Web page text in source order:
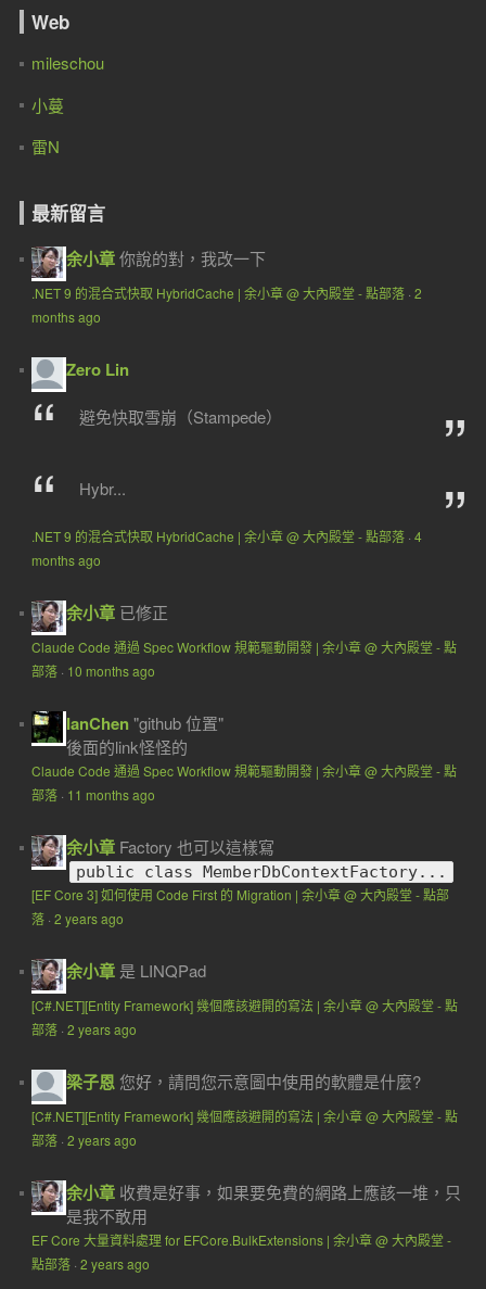
Web
mileschou
小蔓
雷N
最新留言
余小章你說的對，我改一下
.NET 9 的混合式快取 HybridCache | 余小章 @ 大內殿堂 - 點部落· 2
months ago
Zero Lin
避免快取雪崩（Stampede）
Hybr...
.NET 9 的混合式快取 HybridCache | 余小章 @ 大內殿堂 - 點部落· 4
months ago
余小章 已修正
Claude Code 通過 Spec Workflow 規範驅動開發 | 余小章 @ 大內殿堂 - 點
部落· 10 months ago
IanChen"github 位置"
後面的link怪怪的
Claude Code 通過 Spec Workflow 規範驅動開發 | 余小章 @ 大內殿堂 - 點
部落· 11 months ago
余小章 Factory 也可以這樣寫
public class MemberDbContextFactory...
[EF Core 3] 如何使用 Code First 的 Migration | 余小章 @ 大內殿堂 - 點部
落· 2 years ago
余小章 是 LINQPad
[C#.NET][Entity Framework] 幾個應該避開的寫法 | 余小章 @ 大內殿堂 - 點
部落· 2 years ago
梁子恩 您好，請問您示意圖中使用的軟體是什麼?
[C#.NET][Entity Framework] 幾個應該避開的寫法 | 余小章 @ 大內殿堂 - 點
部落· 2 years ago
余小章 收費是好事，如果要免費的網路上應該一堆，只
是我不敢用
EF Core 大量資料處理 for EFCore.BulkExtensions | 余小章 @ 大內殿堂 -
點部落· 2 years ago